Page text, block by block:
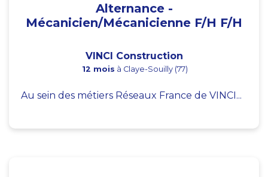
Alternance -
Mécanicien/Mécanicienne F/H F/H
VINCI Construction
12 mois à Claye-Souilly (77)
Au sein des métiers Réseaux France de VINCI...